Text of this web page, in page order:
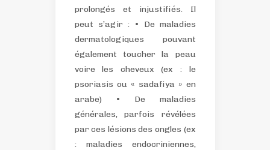
prolongés et injustifiés. Il
peut s’agir : • De maladies
dermatologiques pouvant
également toucher la peau
voire les cheveux (ex : le
psoriasis ou « sadafiya » en
arabe) • De maladies
générales, parfois révélées
par ces lésions des ongles (ex
: maladies endocriniennes,